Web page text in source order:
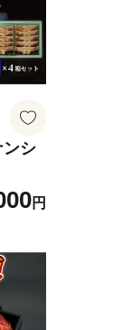
シ
円